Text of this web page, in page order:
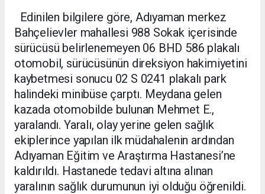
Edinilen bilgilere göre, Adıyaman merkez
Bahçelievler mahallesi 988 Sokak içerisinde
sürücüsü belirlenemeyen 06 BHD 586 plakalı
otomobil, sürücüsünün direksiyon hakimiyetini
kaybetmesi sonucu 02 S 0241 plakalı park
halindeki minibüse çarptı. Meydana gelen
kazada otomobilde bulunan Mehmet E.,
yaralandı. Yaralı, olay yerine gelen sağlık
ekiplerince yapılan ilk müdahalenin ardından
Adıyaman Eğitim ve Araştırma Hastanesi’ne
kaldırıldı. Hastanede tedavi altına alınan
yaralının sağlık durumunun iyi olduğu öğrenildi.